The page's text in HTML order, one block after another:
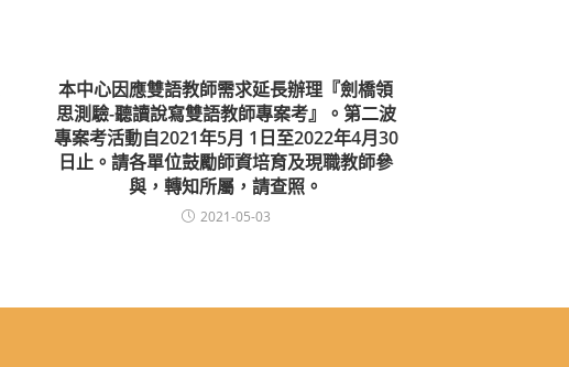
本中心因應雙語教師需求延長辦理『劍橋領
思測驗-聽讀說寫雙語教師專案考』。第二波
專案考活動自2021年5月 1日至2022年4月30
日止。請各單位鼓勵師資培育及現職教師參
與，轉知所屬，請查照。
2021-05-03